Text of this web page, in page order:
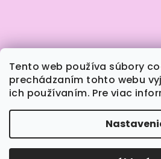
Tento web používa súbory
prechádzaním tohto webu
ich používaním. Pre viac
Sledovať na